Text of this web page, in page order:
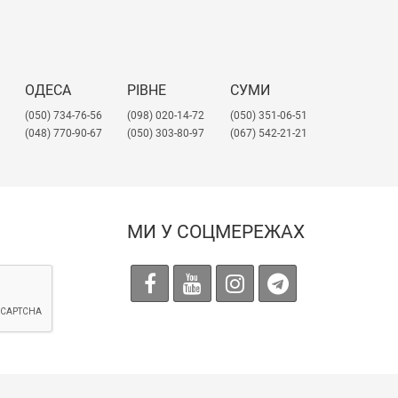
ОДЕСА
(050) 734-76-56
(048) 770-90-67
РІВНЕ
(098) 020-14-72
(050) 303-80-97
СУМИ
(050) 351-06-51
(067) 542-21-21
МИ У СОЦМЕРЕЖАХ